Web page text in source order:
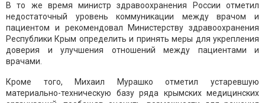
В то же время министр здравоохранения России отметил
недостаточный уровень коммуникации между врачом и
пациентом и рекомендовал Министерству здравоохранения
Республики Крым определить и принять меры для укрепления
доверия и улучшения отношений между пациентами и
врачами.
Кроме того, Михаил Мурашко отметил устаревшую
материально-техническую базу ряда крымских медицинских